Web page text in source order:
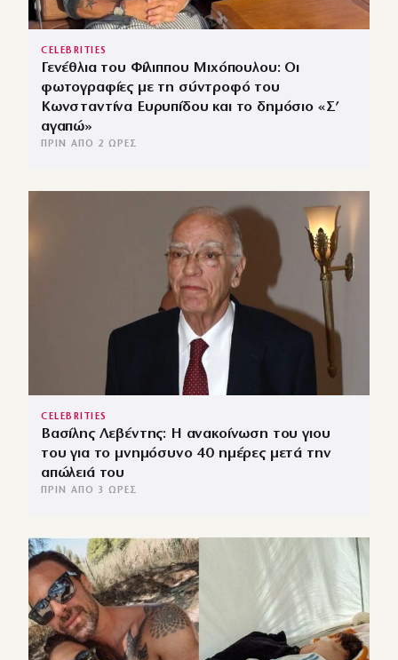
CELEBRITIES
Γενέθλια του Φίλιππου Μιχόπουλου: Οι
φωτογραφίες με τη σύντροφό του
Κωνσταντίνα Ευρυπίδου και το δημόσιο «Σ’
αγαπώ»
ΠΡΙΝ ΑΠΌ 2 ΏΡΕΣ
CELEBRITIES
Βασίλης Λεβέντης: Η ανακοίνωση του γιου
του για το μνημόσυνο 40 ημέρες μετά την
απώλειά του
ΠΡΙΝ ΑΠΌ 3 ΏΡΕΣ